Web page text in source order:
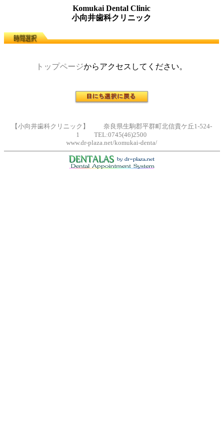
Komukai Dental Clinic
小向井歯科クリニック
トップページからアクセスしてください。
【小向井歯科クリニック】 奈良県生駒郡平群町北信貴ケ丘1-524-
1 TEL:0745(46)2500
www.dr-plaza.net/komukai-denta/